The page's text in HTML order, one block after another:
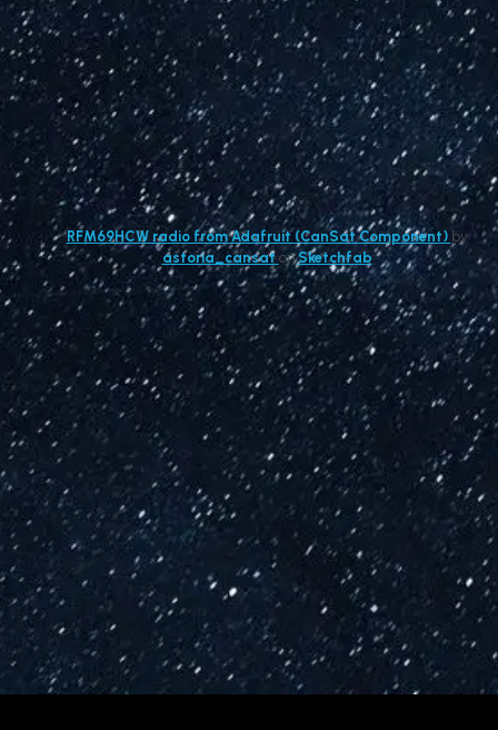
RFM69HCW radio from Adafruit (CanSat Component) by
astoria_cansat onSketchfab